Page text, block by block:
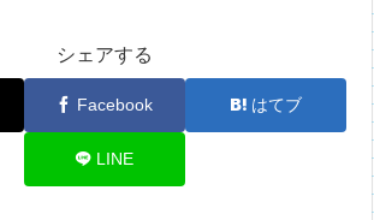
シェアする
Facebook はてブ
LINE